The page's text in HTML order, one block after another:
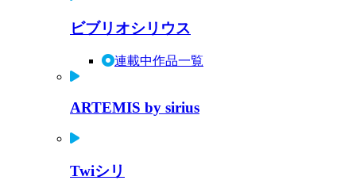
ビブリオシリウス
連載中作品一覧
ARTEMIS by sirius
Twiシリ